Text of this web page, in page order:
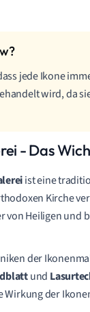
jede Ikone
wird, da
- Das
ist eine
Kirche
von Heiligen und
der
und
Wirkung der